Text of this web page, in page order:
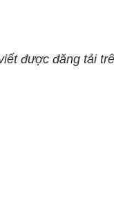
được đăng tải